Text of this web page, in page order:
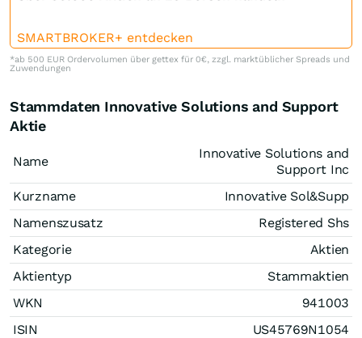
SMARTBROKER+ entdecken
*ab 500 EUR Ordervolumen über gettex für 0€, zzgl. marktüblicher Spreads und
Zuwendungen
Stammdaten Innovative Solutions and Support
Aktie
Name
Innovative Solutions and
Support Inc
Kurzname
Innovative Sol&Supp
Namenszusatz
Registered Shs
Kategorie
Aktien
Aktientyp
Stammaktien
WKN
941003
ISIN
US45769N1054